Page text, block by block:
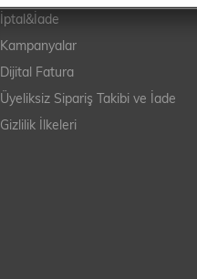
İptal&İade
Kampanyalar
Dijital Fatura
Üyeliksiz Sipariş Takibi ve İade
Gizlilik İlkeleri